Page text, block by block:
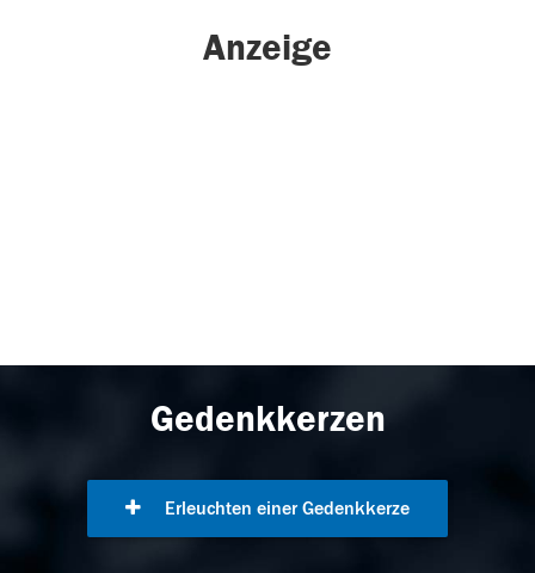
Anzeige
Gedenkkerzen
Erleuchten einer Gedenkkerze